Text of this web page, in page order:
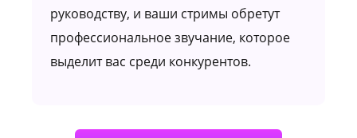
руководству, и ваши стримы обретут
профессиональное звучание, которое
выделит вас среди конкурентов.